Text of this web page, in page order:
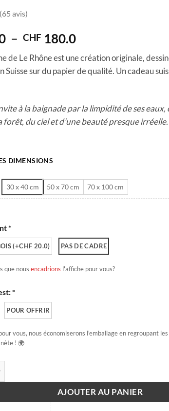
(65 avis)
– CHF 180.0Plage
prix :
CHF 40.0
de Le Rhône est une création originale,
Suisse sur du papier de qualité. Un cadeau
à la baignade par la limpidité de ses eaux,
forêt, du ciel et d’une beauté presque irréelle.
DIMENSIONS
30 x 40 cm 50 x 70 cm 70 x 100 cm
*
(+CHF 20.0) PAS DE CADRE
que nous encadrions l'affiche pour vous?
*
POUR OFFRIR
vous, nous économiserons l'emballage en regroupant
! 🌍
Rhône
AJOUTER AU PANIER